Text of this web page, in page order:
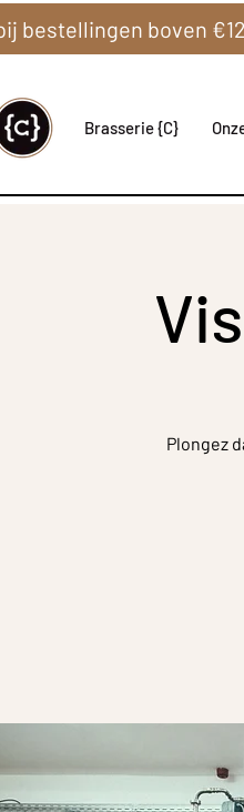
Brasserie {C}
Plongez